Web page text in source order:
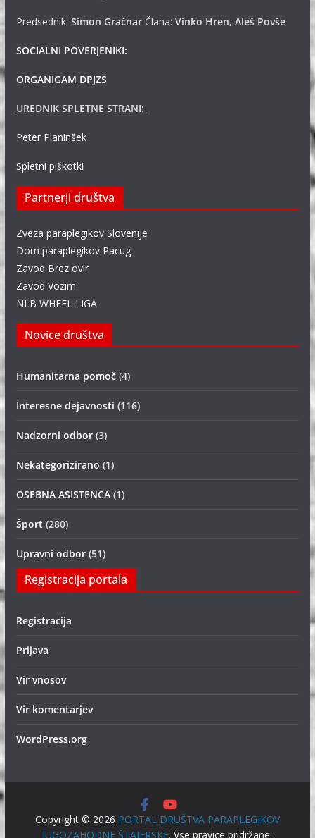
Predsednik: Simon GračnarČlana: Vinko Hren, Aleš Povše
SOCIALNI POVERJENIKI:
ORGANIGAM DPJZŠ
UREDNIK SPLETNE STRANI:
Peter Planinšek
Spletni piškotki
Partnerji društva
Zveza paraplegikov Slovenije
Dom paraplegikov Pacug
Zavod Brez ovir
Zavod Vozim
NLB WHEEL LIGA
Novice društva
Humanitarna pomoč(4)
Interesne dejavnosti (116)
Nadzorni odbor(3)
Nekategorizirano (1)
OSEBNA ASISTENCA(1)
Šport (280)
Upravni odbor(51)
Registracija portala
Registracija
Prijava
Vir vnosov
Vir komentarjev
WordPress.org
Copyright © 2026 PORTAL DRUŠTVA PARAPLEGIKOV
JUGOZAHODNE ŠTAJERSKE. Vse pravice pridržane.